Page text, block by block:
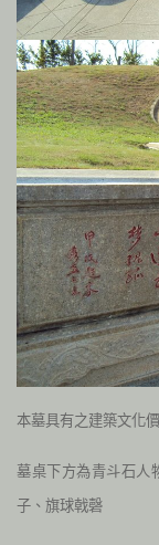
本墓具有之建築文化
墓桌下方為青斗石人
子、旗球戟磬